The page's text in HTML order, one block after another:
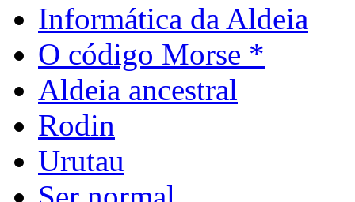
Informática da Aldeia
O código Morse *
Aldeia ancestral
Rodin
Urutau